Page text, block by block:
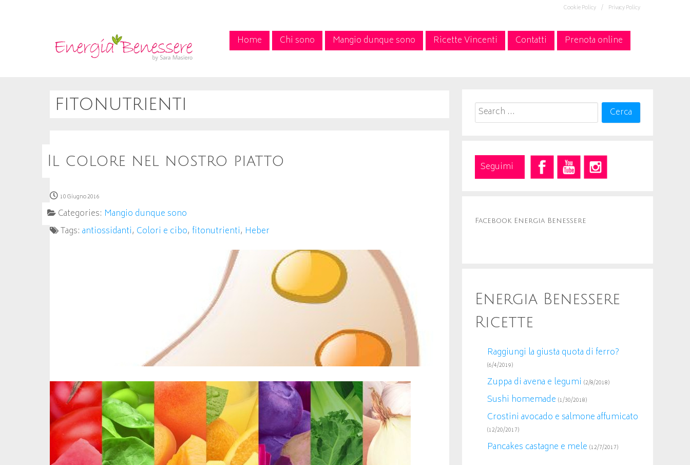
Privacy Policy
Cookie Policy /
Home Chi sono Mangio dunque sono Ricette Vincenti Contatti Prenota online
fitonutrienti
Il colore nel nostro piatto
10 Giugno 2016
Categories: Mangio dunque sono
Tags: antiossidanti, Colori e cibo, fitonutrienti, Heber
Search
for:
Seguimi
Facebook Energia Benessere
Energia Benessere
Ricette
Raggiungi la giusta quota di ferro?
(6/4/2019)
Zuppa di avena e legumi (2/8/2018)
Sushi homemade (1/30/2018)
Crostini avocado e salmone affumicato
(12/20/2017)
Pancakes castagne e mele (12/7/2017)